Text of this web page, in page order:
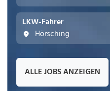
LKW-Fahrer
Hörsching
ALLE JOBS ANZEIGEN